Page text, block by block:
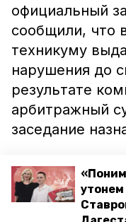
официальный
сообщили, что
техникуму
нарушения до
результате
арбитражный
заседание
В
техникуме
рассказали,